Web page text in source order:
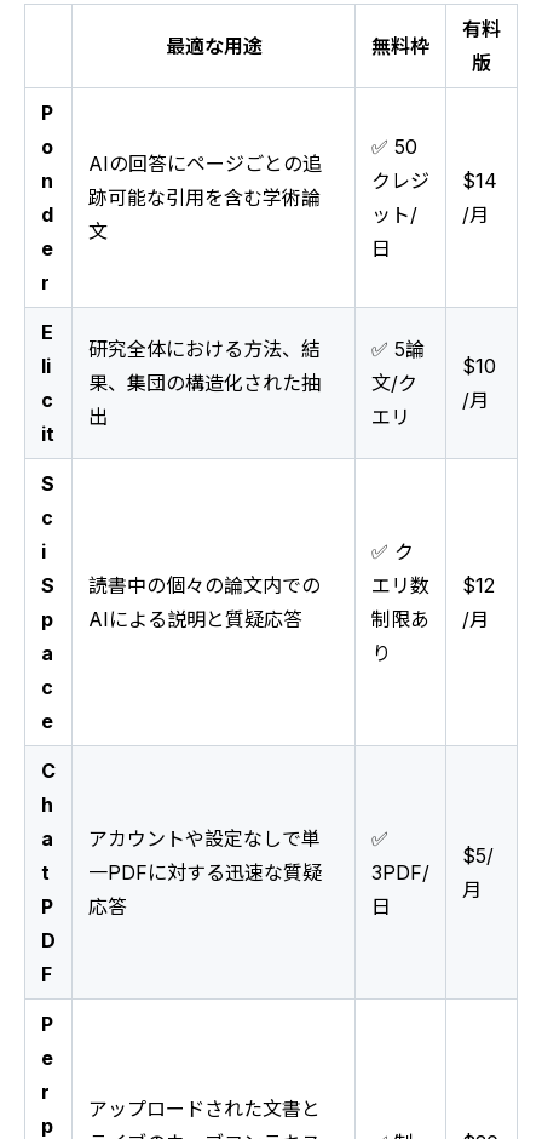
最適な用途 無料枠
有料
版
P
o
n
d
e
r
AIの回答にページごとの追
跡可能な引用を含む学術論
文
✅ 50
クレジ
ット/
日
$14
/月
E
li
c
it
研究全体における方法、結
果、集団の構造化された抽
出
✅ 5論
文/ク
エリ
$10
/月
S
c
i
S
p
a
c
e
読書中の個々の論文内での
AIによる説明と質疑応答
✅ ク
エリ数
制限あ
り
$12
/月
C
h
a
t
P
D
F
アカウントや設定なしで単
一PDFに対する迅速な質疑
応答
✅
3PDF/
日
$5/
月
P
e
r
p
アップロードされた文書と